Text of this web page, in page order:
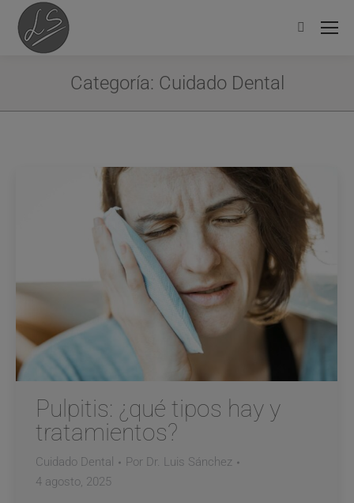
Categoría: Cuidado Dental
Pulpitis: ¿qué tipos hay y
tratamientos?
Cuidado Dental Por Dr. Luis Sánchez
4 agosto, 2025